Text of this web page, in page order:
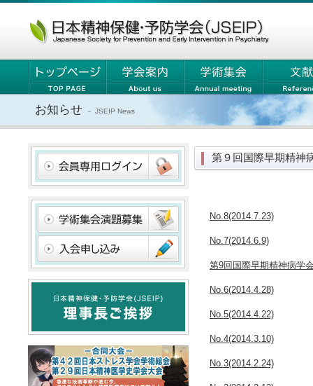
お知らせ － JSEIP News
第９回国際早期精神
No.8(2014.7.23)
No.7(2014.6.9)
第9回国際早期精神病学
No.6(2014.4.28)
No.5(2014.4.22)
No.4(2014.3.10)
No.3(2014.2.24)